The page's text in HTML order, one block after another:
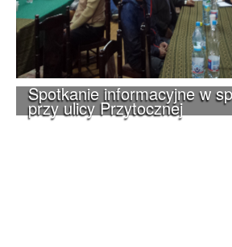
Spotkanie informacyjne w
przy ulicy Przytocznej